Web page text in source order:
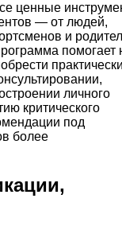
ценные
— от людей,
и
помогает
личного
критического
под
более